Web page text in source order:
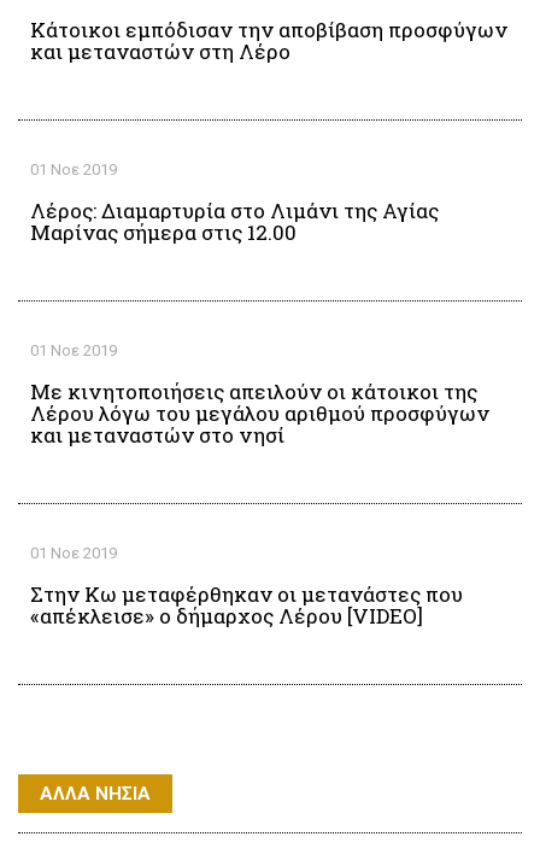
Κάτοικοι εμπόδισαν την αποβίβαση προσφύγων
και μεταναστών στη Λέρο
01 Νοε 2019
Λέρος: Διαμαρτυρία στο Λιμάνι της Αγίας
Μαρίνας σήμερα στις 12.00
01 Νοε 2019
Με κινητοποιήσεις απειλούν οι κάτοικοι της
Λέρου λόγω του μεγάλου αριθμού προσφύγων
και μεταναστών στο νησί
01 Νοε 2019
Στην Κω μεταφέρθηκαν οι μετανάστες που
«απέκλεισε» ο δήμαρχος Λέρου [VIDEO]
ΆΛΛΑ ΝΗΣΙΑ